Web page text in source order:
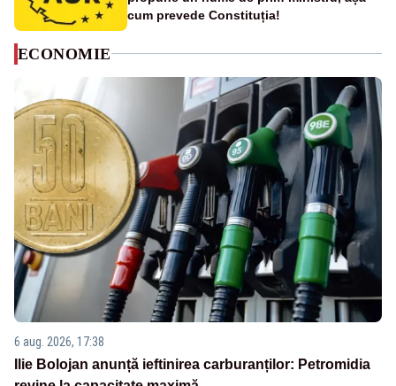
cum prevede Constituția!
ECONOMIE
6 aug. 2026, 17:38
Ilie Bolojan anunță ieftinirea carburanților: Petromidia